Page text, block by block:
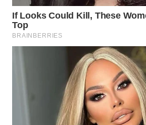
NET
WAHANA